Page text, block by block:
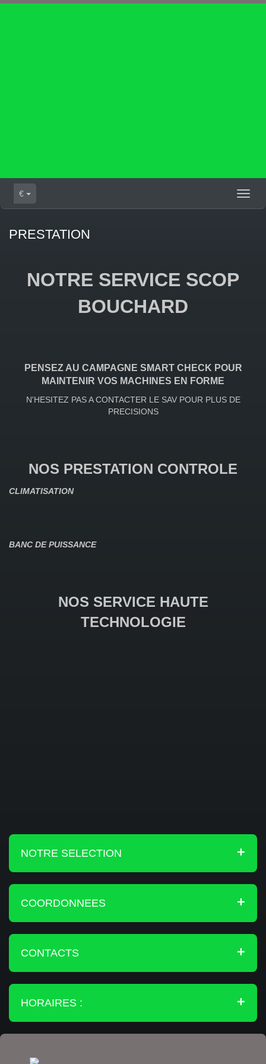
€
PRESTATION
NOTRE SERVICE SCOP
BOUCHARD
PENSEZ AU CAMPAGNE SMART CHECK POUR
MAINTENIR VOS MACHINES EN FORME
N'HESITEZ PAS A CONTACTER LE SAV POUR PLUS DE
PRECISIONS
NOS PRESTATION CONTROLE
CLIMATISATION
BANC DE PUISSANCE
NOS SERVICE HAUTE
TECHNOLOGIE
NOTRE SELECTION
COORDONNEES
CONTACTS
HORAIRES :